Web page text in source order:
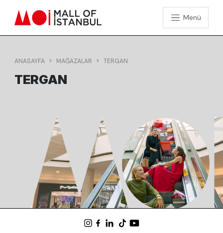
Menü
ANASAYFA MAĞAZALAR TERGAN
TERGAN